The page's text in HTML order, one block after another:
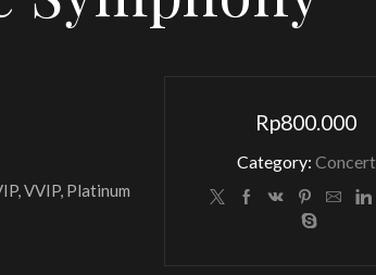
Rp800.000
Category: Concert
VVIP, Platinum